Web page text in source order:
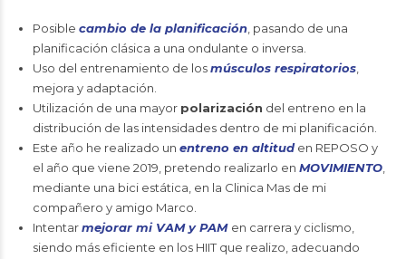
Posible cambio de la planificación, pasando de una
planificación clásica a una ondulante o inversa.
Uso del entrenamiento de losmúsculos respiratorios,
mejora y adaptación.
Utilización de una mayor polarización del entreno en la
distribución de las intensidades dentro de mi planificación.
Este año he realizado un entreno en altituden REPOSO y
el año que viene 2019, pretendo realizarlo en MOVIMIENTO,
mediante una bici estática, en la Clinica Mas de mi
compañero y amigo Marco.
Intentarmejorar mi VAM y PAM en carrera y ciclismo,
siendo más eficiente en los HIIT que realizo, adecuando